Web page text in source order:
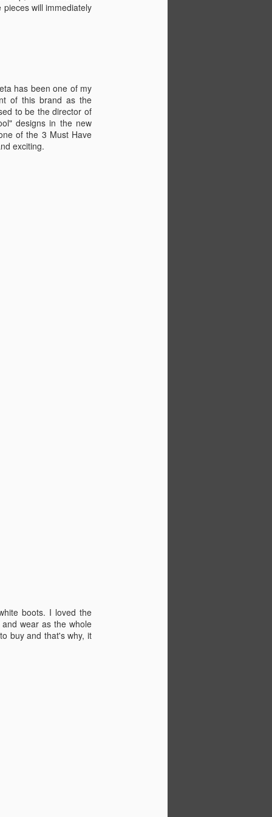
will immediately
has been one of my
of this brand as the
to be the director of
designs in the new
of the 3 Must Have
exciting.
boots. I loved the
wear as the whole
buy and that's why, it
SEP
4 Fashion Trends You
Autumn shouldn't be only about
throwing on a leather jacket. Here
are the 4 trends that will help you
shape your Autumn style and be
stylish.
from city life
travel
city and
Last week
traveling in
it so much,
used to
long
a holiday at
at home
days.